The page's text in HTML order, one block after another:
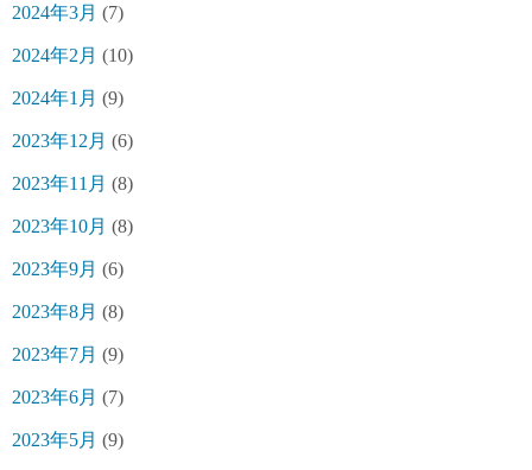
2024年3月 (7)
2024年2月 (10)
2024年1月 (9)
2023年12月 (6)
2023年11月 (8)
2023年10月 (8)
2023年9月 (6)
2023年8月 (8)
2023年7月 (9)
2023年6月 (7)
2023年5月 (9)